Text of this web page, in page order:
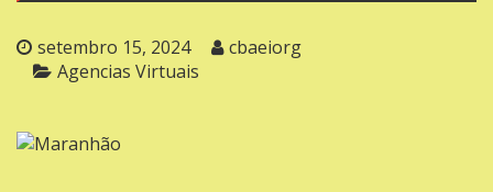
setembro 15, 2024
cbaeiorg
Agencias Virtuais